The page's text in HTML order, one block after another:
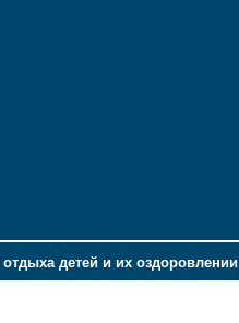
детей и их оздоровлении